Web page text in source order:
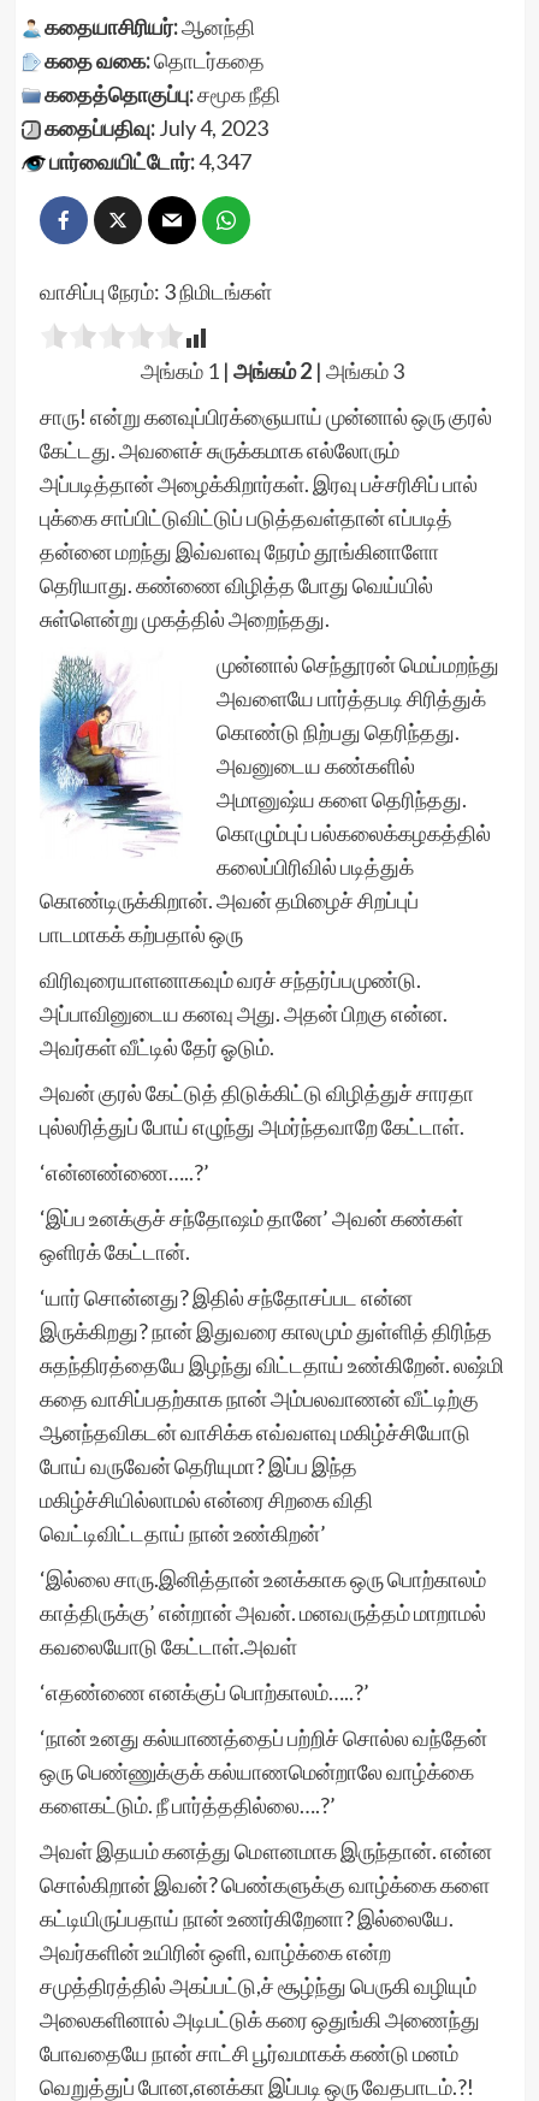
கதையாசிரியர்:ஆனந்தி
கதை வகை:தொடர்கதை
கதைத்தொகுப்பு:சமூக நீதி
கதைப்பதிவு:July 4, 2023
பார்வையிட்டோர்:4,347
வாசிப்பு நேரம்: 3நிமிடங்கள்
அங்கம் 1 | அங்கம் 2 | அங்கம் 3
சாரு! என்று கனவுப்பிரக்ஞையாய் முன்னால் ஒரு குரல்
கேட்டது. அவளைச் சுருக்கமாக எல்லோரும்
அப்படித்தான் அழைக்கிறார்கள். இரவு பச்சரிசிப் பால்
புக்கை சாப்பிட்டுவிட்டுப் படுத்தவள்தான் எப்படித்
தன்னை மறந்து இவ்வளவு நேரம் தூங்கினாளோ
தெரியாது. கண்ணை விழித்த போது வெய்யில்
சுள்ளென்று முகத்தில் அறைந்தது.
முன்னால் செந்தூரன் மெய்மறந்து
அவளையே பார்த்தபடி சிரித்துக்
கொண்டு நிற்பது தெரிந்தது.
அவனுடைய கண்களில்
அமானுஷ்ய களை தெரிந்தது.
கொழும்புப் பல்கலைக்கழகத்தில்
கலைப்பிரிவில் படித்துக்
கொண்டிருக்கிறான். அவன் தமிழைச் சிறப்புப்
பாடமாகக் கற்பதால் ஒரு
விரிவுரையாளனாகவும் வரச் சந்தர்ப்பமுண்டு.
அப்பாவினுடைய கனவு அது. அதன் பிறகு என்ன.
அவர்கள் வீட்டில் தேர் ஓடும்.
அவன் குரல் கேட்டுத் திடுக்கிட்டு விழித்துச் சாரதா
புல்லரித்துப் போய் எழுந்து அமர்ந்தவாறே கேட்டாள்.
‘என்னண்ணை…..?’
‘இப்ப உனக்குச் சந்தோஷம் தானே’ அவன் கண்கள்
ஒளிரக் கேட்டான்.
‘யார் சொன்னது? இதில் சந்தோசப்பட என்ன
இருக்கிறது? நான் இதுவரை காலமும் துள்ளித் திரிந்த
சுதந்திரத்தையே இழந்து விட்டதாய் உண்கிறேன். லஷ்மி
கதை வாசிப்பதற்காக நான் அம்பலவாணன் வீட்டிற்கு
ஆனந்தவிகடன் வாசிக்க எவ்வளவு மகிழ்ச்சியோடு
போய் வருவேன் தெரியுமா? இப்ப இந்த
மகிழ்ச்சியில்லாமல் என்ரை சிறகை விதி
வெட்டிவிட்டதாய் நான் உண்கிறன்’
‘இல்லை சாரு.இனித்தான் உனக்காக ஒரு பொற்காலம்
காத்திருக்கு’ என்றான் அவன். மனவருத்தம் மாறாமல்
கவலையோடு கேட்டாள்.அவள்
‘எதண்ணை எனக்குப் பொற்காலம்…..?’
‘நான் உனது கல்யாணத்தைப் பற்றிச் சொல்ல வந்தேன்
ஒரு பெண்ணுக்குக் கல்யாணமென்றாலே வாழ்க்கை
களைகட்டும். நீ பார்த்ததில்லை….?’
அவள் இதயம் கனத்து மௌனமாக இருந்தான். என்ன
சொல்கிறான் இவன்? பெண்களுக்கு வாழ்க்கை களை
கட்டியிருப்பதாய் நான் உணர்கிறேனா? இல்லையே.
அவர்களின் உயிரின் ஒளி, வாழ்க்கை என்ற
சமுத்திரத்தில் அகப்பட்டு,ச் சூழ்ந்து பெருகி வழியும்
அலைகளினால் அடிபட்டுக் கரை ஒதுங்கி அணைந்து
போவதையே நான் சாட்சி பூர்வமாகக் கண்டு மனம்
வெறுத்துப் போன,எனக்கா இப்படி ஒரு வேதபாடம்.?!